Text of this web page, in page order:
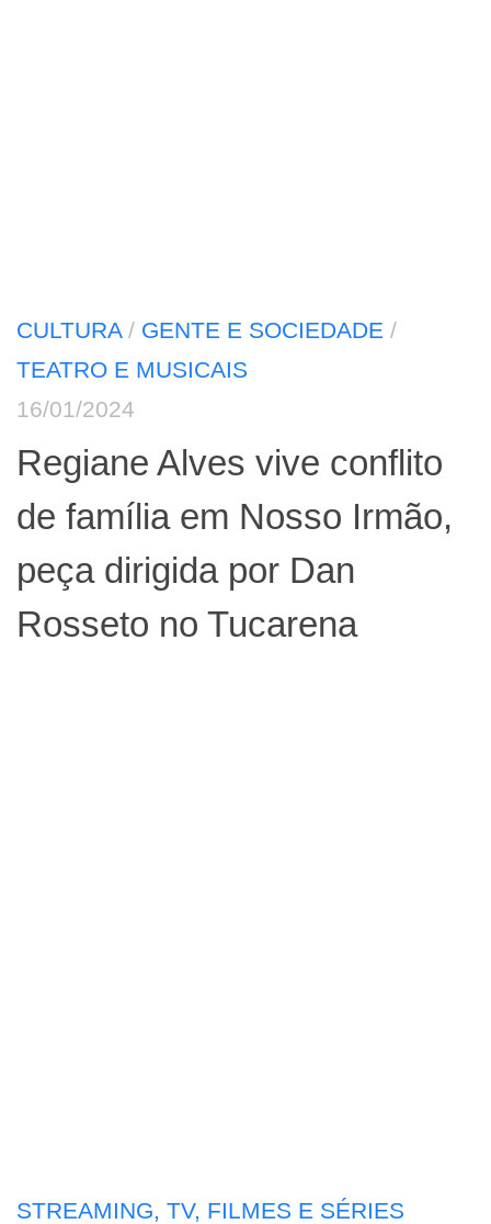
CULTURA/ GENTE E SOCIEDADE /
TEATRO E MUSICAIS
16/01/2024
Regiane Alves vive conflito
de família em Nosso Irmão,
peça dirigida por Dan
Rosseto no Tucarena
STREAMING, TV, FILMES E SÉRIES